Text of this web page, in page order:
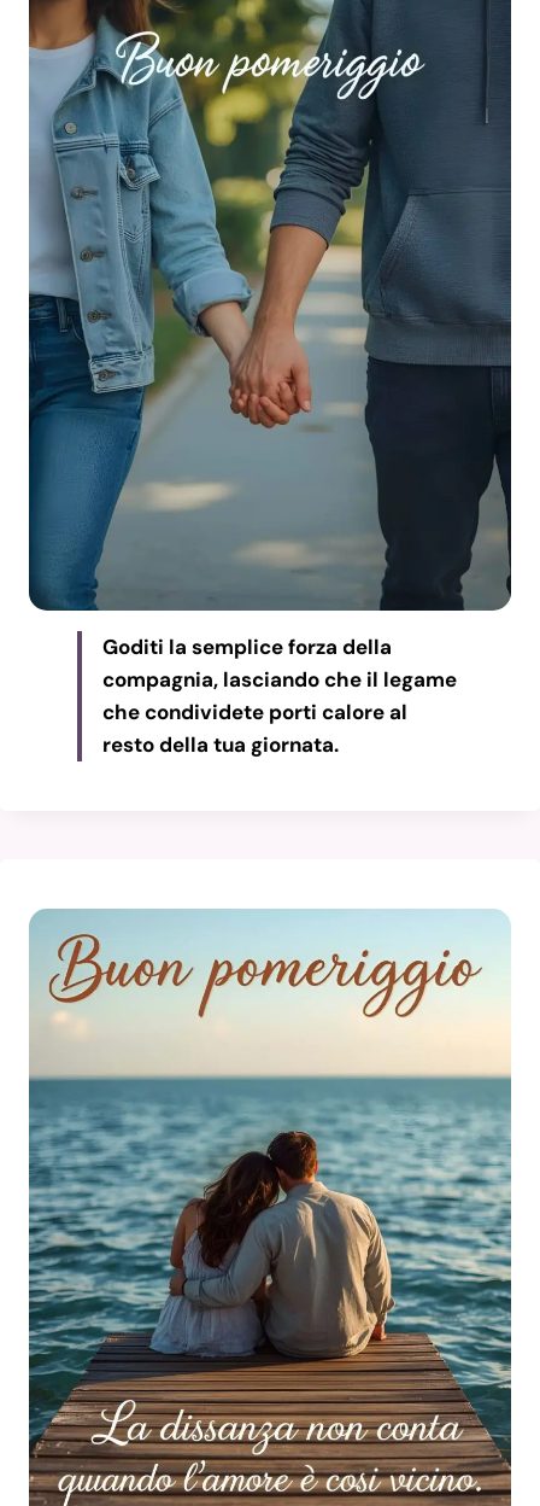
Goditi la semplice forza della
compagnia, lasciando che il legame
che condividete porti calore al
resto della tua giornata.